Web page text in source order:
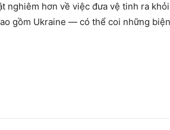
nghiêm hơn về việc đưa vệ tinh ra
gồm Ukraine — có thể coi những